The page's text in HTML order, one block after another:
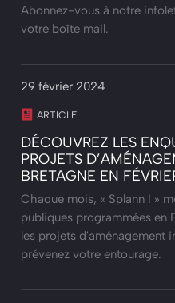
Abonnez-vous à notre
votre boîte mail.
29 février 2024
ARTICLE
DÉCOUVREZ LES
PROJETS
BRETAGNE EN
Chaque mois, « Splann ! »
publiques programmées en
les projets d'aménagement
prévenez votre entourage.